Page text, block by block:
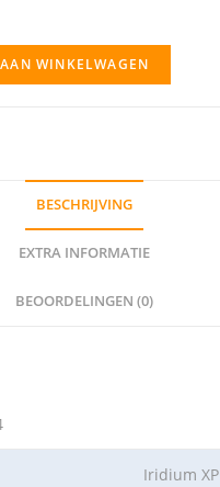
WINKELWAGEN
BESCHRIJVING
EXTRA INFORMATIE
BEOORDELINGEN (0)
Iridium XP